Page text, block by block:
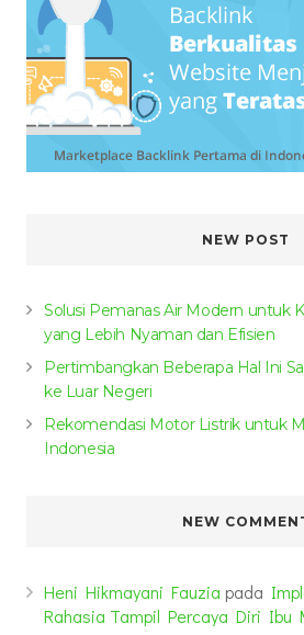
NEW POST
Solusi Pemanas Air Modern untuk
yang Lebih Nyaman dan Efisien
Pertimbangkan Beberapa Hal Ini
ke Luar Negeri
Rekomendasi Motor Listrik untuk
Indonesia
NEW
Heni Hikmayani Fauzia pada
Rahasia Tampil Percaya Diri Ibu